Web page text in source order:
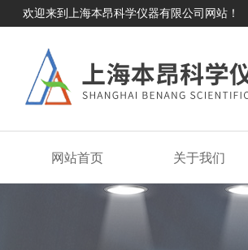
欢迎来到上海本昂科学仪器有限公司网站！
网站首页 关于我们